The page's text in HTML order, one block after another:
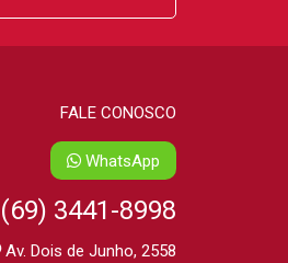
FALE CONOSCO
WhatsApp
(69) 3441-8998
Av. Dois de Junho, 2558